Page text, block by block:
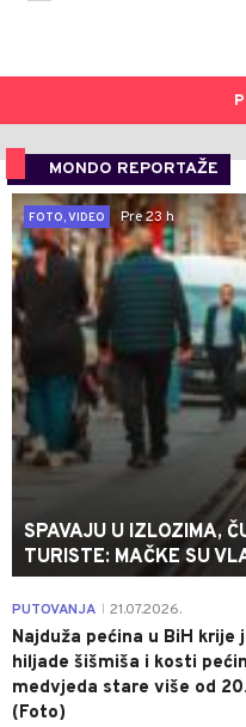
MONDO REPORTAŽE
FOTO, VIDEO
Pre 23 h
SPAVAJU U IZLOZIMA,
TURISTE: MAČKE SU
PUTOVANJA 21.07.2026.
Najduža pećina u BiH krije
hiljade šišmiša i kosti
medvjeda stare više od
(Foto)